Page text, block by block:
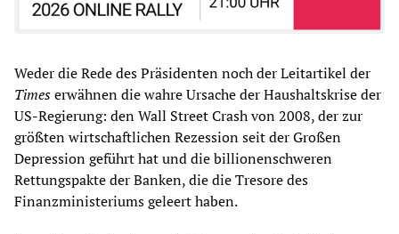
Weder die Rede des Präsidenten noch der Leitartikel der
Timeserwähnen die wahre Ursache der Haushaltskrise der
US-Regierung: den Wall Street Crash von 2008, der zur
größten wirtschaftlichen Rezession seit der Großen
Depression geführt hat und die billionenschweren
Rettungspakte der Banken, die die Tresore des
Finanzministeriums geleert haben.